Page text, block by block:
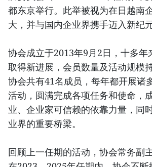
都东京举行。此举被视为在日越南
大，并与国内企业界携手迈入新纪
协会成立于2013年9月2日，十多年
取得新进展，会员数量及活动规模
协会共有41名成员，每年都开展诸
活动，圆满完成各项任务和使命，
业、企业家可信赖的依靠力量，同
业界的重要桥梁。
回顾上一任期的活动，协会常务副